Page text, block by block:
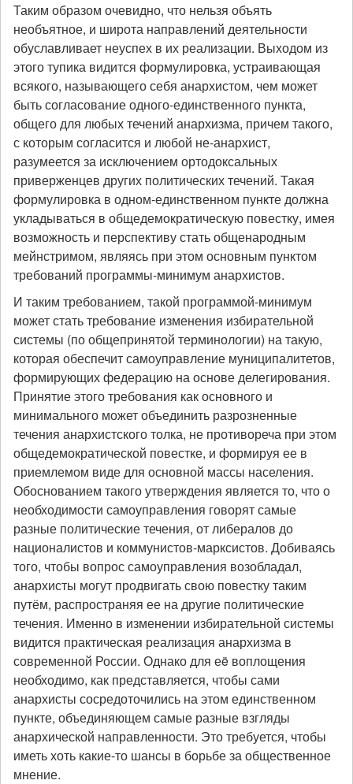
Таким образом очевидно, что нельзя объять
необъятное, и широта направлений деятельности
обуславливает неуспех в их реализации. Выходом из
этого тупика видится формулировка, устраивающая
всякого, называющего себя анархистом, чем может
быть согласование одного-единственного пункта,
общего для любых течений анархизма, причем такого,
с которым согласится и любой не-анархист,
разумеется за исключением ортодоксальных
приверженцев других политических течений. Такая
формулировка в одном-единственном пункте должна
укладываться в общедемократическую повестку, имея
возможность и перспективу стать общенародным
мейнстримом, являясь при этом основным пунктом
требований программы-минимум анархистов.
И таким требованием, такой программой-минимум
может стать требование изменения избирательной
системы (по общепринятой терминологии) на такую,
которая обеспечит самоуправление муниципалитетов,
формирующих федерацию на основе делегирования.
Принятие этого требования как основного и
минимального может объединить разрозненные
течения анархистского толка, не противореча при этом
общедемократической повестке, и формируя ее в
приемлемом виде для основной массы населения.
Обоснованием такого утверждения является то, что о
необходимости самоуправления говорят самые
разные политические течения, от либералов до
националистов и коммунистов-марксистов. Добиваясь
того, чтобы вопрос самоуправления возобладал,
анархисты могут продвигать свою повестку таким
путём, распространяя ее на другие политические
течения. Именно в изменении избирательной системы
видится практическая реализация анархизма в
современной России. Однако для еë воплощения
необходимо, как представляется, чтобы сами
анархисты сосредоточились на этом единственном
пункте, объединяющем самые разные взгляды
анархической направленности. Это требуется, чтобы
иметь хоть какие-то шансы в борьбе за общественное
мнение.